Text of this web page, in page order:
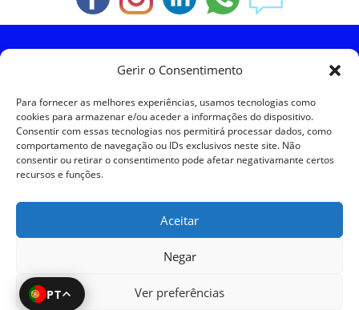
Gerir o Consentimento
Para fornecer as melhores experiências, usamos tecnologias como
cookies para armazenar e/ou aceder a informações do dispositivo.
Consentir com essas tecnologias nos permitirá processar dados, como
comportamento de navegação ou IDs exclusivos neste site. Não
consentir ou retirar o consentimento pode afetar negativamante certos
recursos e funções.
Aceitar
Negar
Ver preferências
PT
Política de Privacidade
Política de Devoluções
Resolução de Litígios
SKySIGMA